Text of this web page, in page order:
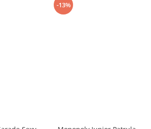
-13%